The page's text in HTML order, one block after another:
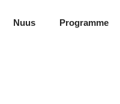
Nuus Programme